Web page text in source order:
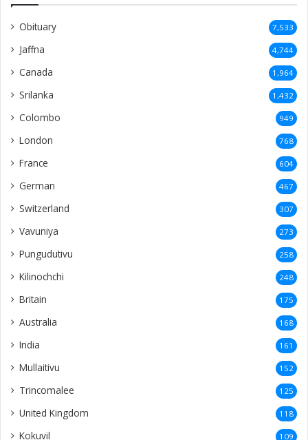
Obituary 7,533
Jaffna 4,744
Canada 1,964
Srilanka 1,432
Colombo 949
London 768
France 604
German 467
Switzerland 307
Vavuniya 273
Pungudutivu 258
Kilinochchi 248
Britain 175
Australia 168
India 161
Mullaitivu 152
Trincomalee 125
United Kingdom 118
Kokuvil 109